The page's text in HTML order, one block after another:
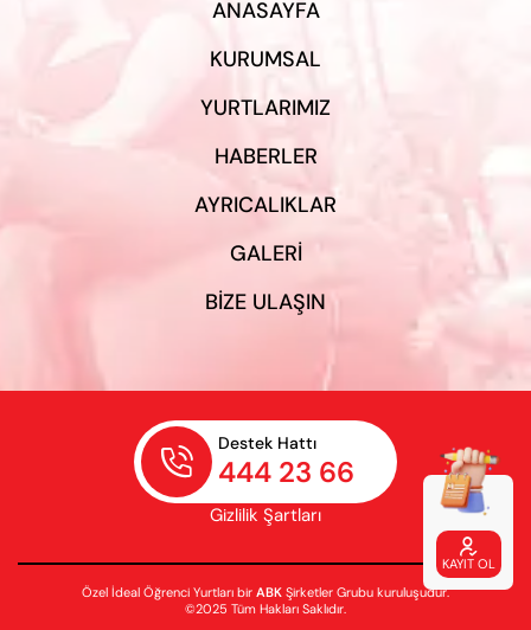

KAYIT OL
ANASAYFA
KURUMSAL
YURTLARIMIZ
HABERLER
AYRICALIKLAR
GALERI
BIZE ULAŞIN
Gizlilik Şartları

Destek Hattı
444 23 66
Özel İdeal Öğrenci Yurtları bir ABK Şirketler Grubu kuruluşudur.
©2025 Tüm Hakları Saklıdır.